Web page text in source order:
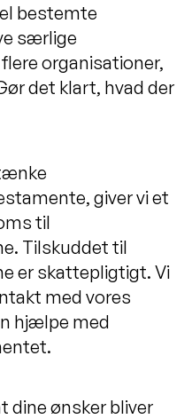
bestemte
særlige
organisationer,
det klart, hvad der
giver vi et
til
Tilskuddet til
er skattepligtigt. Vi
med vores
hjælpe med
dine ønsker bliver